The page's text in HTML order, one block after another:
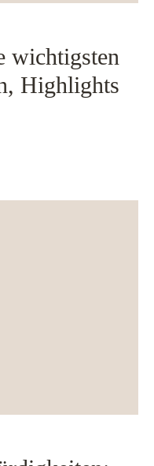
wichtigsten
Highlights